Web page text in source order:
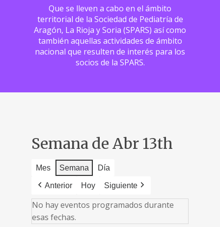
Que se lleven a cabo en el ámbito
territorial de la Sociedad de Pediatría de
Aragón, La Rioja y Soria (SPARS) así como
también aquellas actividades de ámbito
nacional que resulten de interés para los
socios de la SPARS.
Semana de Abr 13th
Mes Semana Día
Anterior Hoy Siguiente
No hay eventos programados durante
esas fechas.